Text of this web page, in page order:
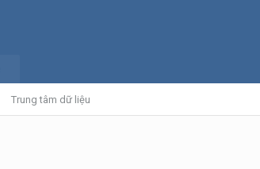
Trung tâm dữ liệu